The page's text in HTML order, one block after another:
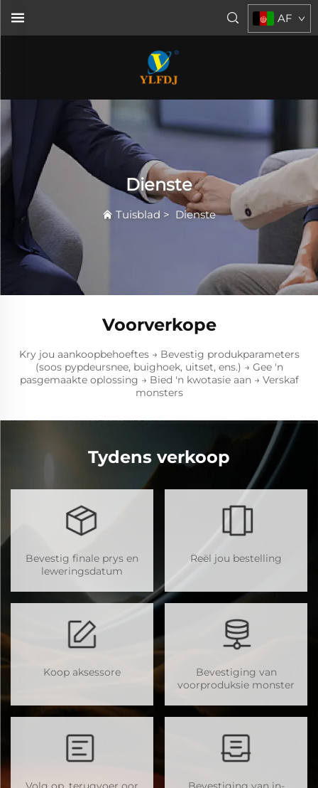
AF
Dienste
Tuisblad > Dienste
Voorverkope
Kry jou aankoopbehoeftes → Bevestig produkparameters
(soos pypdeursnee, buighoek, uitset, ens.) → Gee 'n
pasgemaakte oplossing → Bied 'n kwotasie aan → Verskaf
monsters
Tydens verkoop
Bevestig finale prys en
leweringsdatum
Reël jou bestelling
Koop aksessore
Bevestiging van
voorproduksie monster